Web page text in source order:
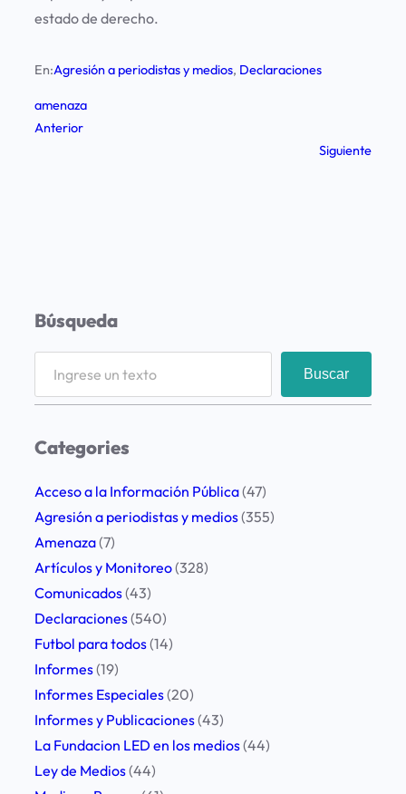
estado de derecho.
En:Agresión a periodistas y medios, Declaraciones
amenaza
Anterior
Siguiente
Búsqueda
r
h
Buscar
Categories
Acceso a la Información Pública(47)
Agresión a periodistas y medios(355)
Amenaza(7)
Artículos y Monitoreo(328)
Comunicados(43)
Declaraciones(540)
Futbol para todos(14)
Informes(19)
Informes Especiales(20)
Informes y Publicaciones(43)
La Fundacion LED en los medios(44)
Ley de Medios(44)